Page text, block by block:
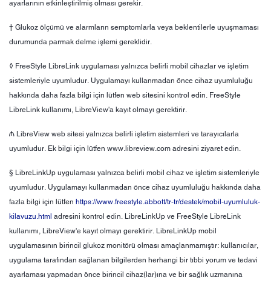
ayarlarının etkinleştirilmiş olması gerekir.
† Glukoz ölçümü ve alarmların semptomlarla veya beklentilerle uyuşmaması
durumunda parmak delme işlemi gereklidir.
◊ FreeStyle LibreLink uygulaması yalnızca belirli mobil cihazlar ve işletim
sistemleriyle uyumludur. Uygulamayı kullanmadan önce cihaz uyumluluğu
hakkında daha fazla bilgi için lütfen web sitesini kontrol edin. FreeStyle
LibreLink kullanımı, LibreView'a kayıt olmayı gerektirir.
₼ LibreView web sitesi yalnızca belirli işletim sistemleri ve tarayıcılarla
uyumludur. Ek bilgi için lütfen www.libreview.com adresini ziyaret edin.
§ LibreLinkUp uygulaması yalnızca belirli mobil cihaz ve işletim sistemleriyle
uyumludur. Uygulamayı kullanmadan önce cihaz uyumluluğu hakkında daha
fazla bilgi için lütfen https://www.freestyle.abbott/tr-tr/destek/mobil-uyumluluk-
kilavuzu.html adresini kontrol edin. LibreLinkUp ve FreeStyle LibreLink
kullanımı, LibreView'e kayıt olmayı gerektirir. LibreLinkUp mobil
uygulamasının birincil glukoz monitörü olması amaçlanmamıştır: kullanıcılar,
uygulama tarafından sağlanan bilgilerden herhangi bir tıbbi yorum ve tedavi
ayarlaması yapmadan önce birincil cihaz(lar)ına ve bir sağlık uzmanına